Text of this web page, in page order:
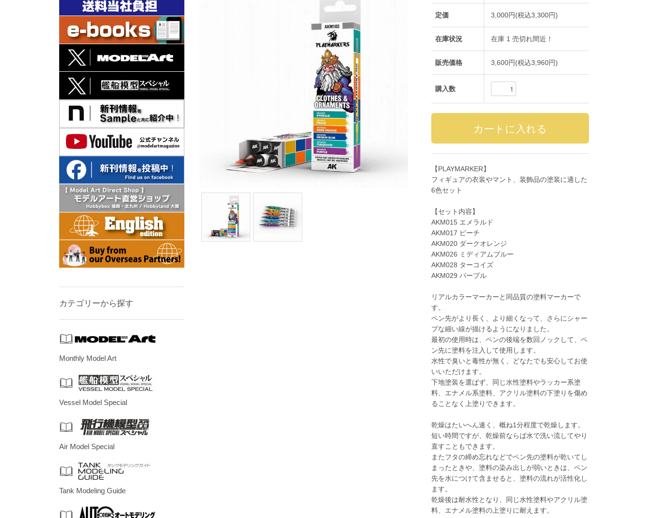
定価 3,000円(税込3,300円)
在庫状況 在庫 1 売切れ間近！
販売価格 3,600円(税込3,960円)
購入数
【PLAYMARKER】
フィギュアの衣装やマント、装飾品の塗装に適した
6色セット
【セット内容】
AKM015 エメラルド
AKM017 ピーチ
AKM020 ダークオレンジ
AKM026 ミディアムブルー
AKM028 ターコイズ
AKM029 パープル
リアルカラーマーカーと同品質の塗料マーカーで
す。
ペン先がより長く、より細くなって、さらにシャー
プな細い線が描けるようになりました。
最初の使用時は、ペンの後端を数回ノックして、ペ
ン先に塗料を注入して使用します。
水性で臭いと毒性が無く、どなたでも安心してお使
いいただけます。
下地塗装を選ばず、同じ水性塗料やラッカー系塗
料、エナメル系塗料、アクリル塗料の下塗りを傷め
ることなく上塗りできます。
乾燥はたいへん速く、概ね1分程度で乾燥します。
短い時間ですが、乾燥前ならば水で洗い流してやり
直すこともできます。
またフタの締め忘れなどでペン先の塗料が乾いてし
まったときや、塗料の染み出しが弱いときは、ペン
先を水につけて含ませると、塗料の流れが活性化し
ます。
乾燥後は耐水性となり、同じ水性塗料やアクリル塗
料、エナメル塗料の上塗りに耐えます。
カテゴリーから探す
Monthly Model Art
Vessel Model Special
Air Model Special
Tank Modeling Guide